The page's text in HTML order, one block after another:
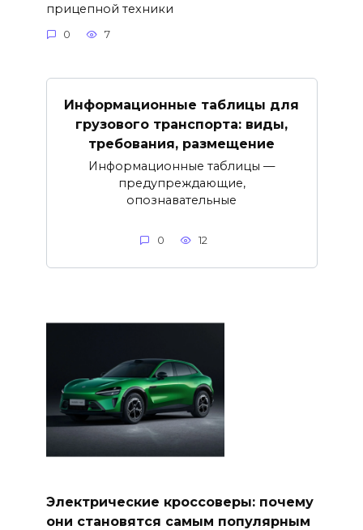
прицепной техники
0 7
Информационные таблицы для
грузового транспорта: виды,
требования, размещение
Информационные таблицы —
предупреждающие,
опознавательные
0 12
Электрические кроссоверы: почему
они становятся самым популярным